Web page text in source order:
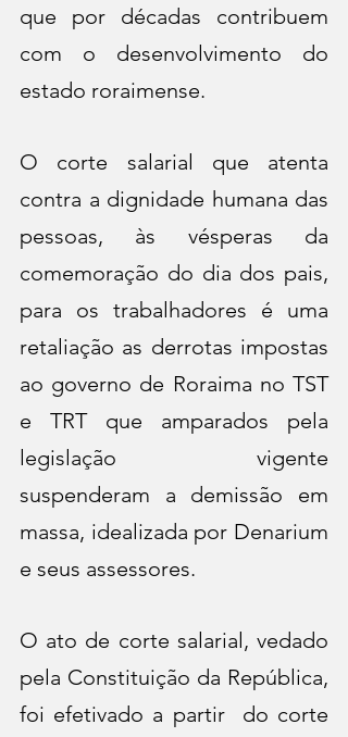
que por décadas contribuem
com o desenvolvimento do
estado roraimense.
O corte salarial que atenta
contra a dignidade humana das
pessoas, às vésperas da
comemoração do dia dos pais,
para os trabalhadores é uma
retaliação as derrotas impostas
ao governo de Roraima no TST
e TRT que amparados pela
legislação vigente
suspenderam a demissão em
massa, idealizada por Denarium
e seus assessores.
O ato de corte salarial, vedado
pela Constituição da República,
foi efetivado a partir  do corte